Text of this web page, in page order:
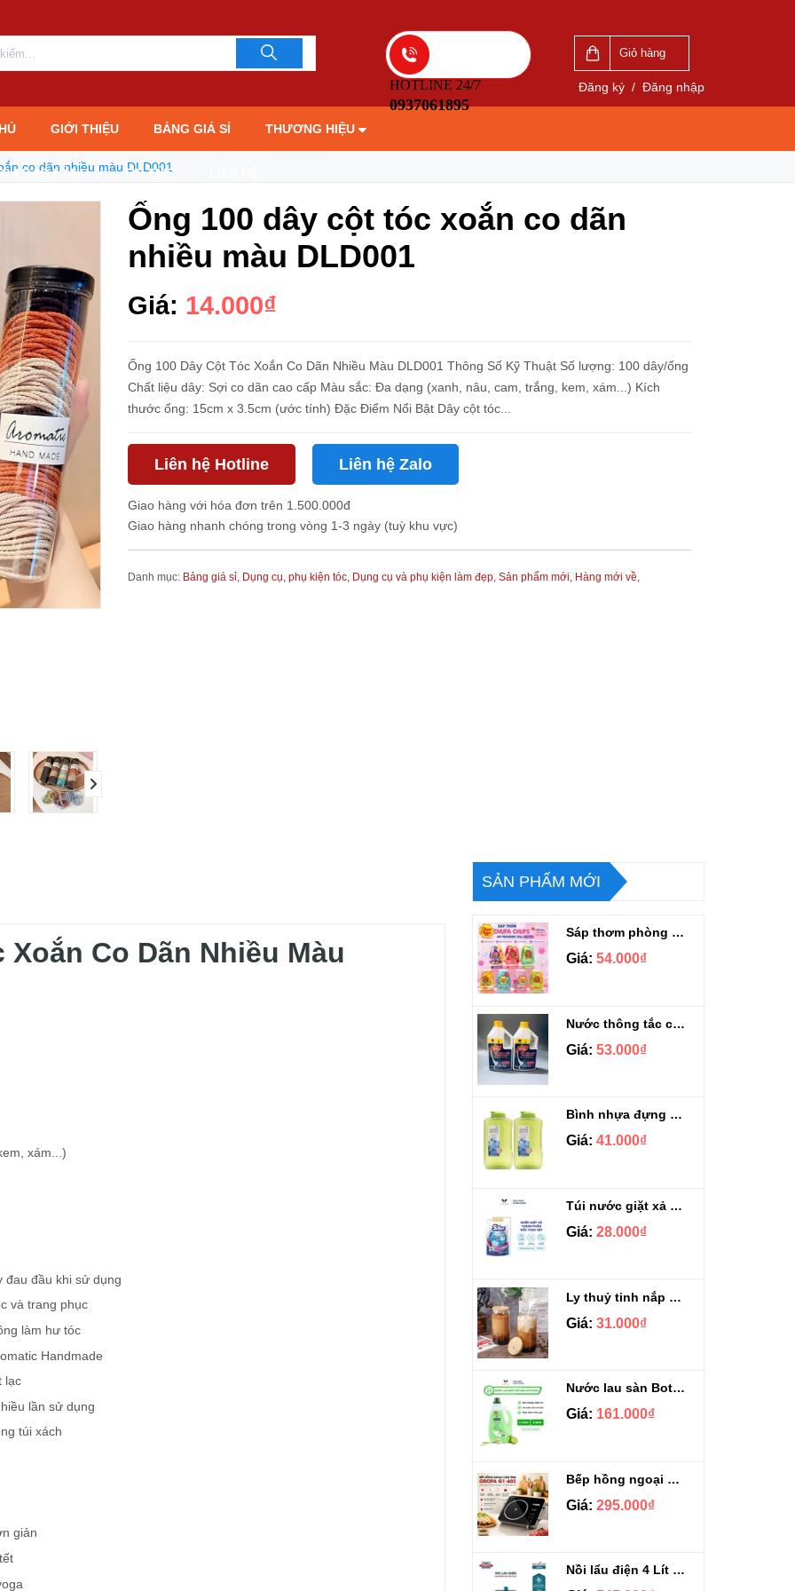
HOTLINE 24/7
0937061895
Giỏ hàng
Đăng ký / Đăng nhập
GIỚI THIỆU BẢNG GIÁ SỈ THƯƠNG HIỆU
BẢO HÀNH TIN TỨC
co dãn nhiều màu DLD001
Ống 100 dây cột tóc xoắn co dãn
nhiều màu DLD001
Giá: 14.000₫
Ống 100 Dây Cột Tóc Xoắn Co Dãn Nhiều Màu DLD001 Thông Số Kỹ Thuật Số lượng: 100 dây/ống
Chất liệu dây: Sợi co dãn cao cấp Màu sắc: Đa dạng (xanh, nâu, cam, trắng, kem, xám...) Kích
thước ống: 15cm x 3.5cm (ước tính) Đặc Điểm Nổi Bật Dây cột tóc...
Liên hệ Hotline Liên hệ Zalo
Giao hàng với hóa đơn trên 1.500.000đ
Giao hàng nhanh chóng trong vòng 1-3 ngày (tuỳ khu vực)
Danh mục: Bảng giá sỉ, Dụng cụ, phụ kiện tóc, Dụng cụ và phụ kiện làm đẹp, Sản phẩm mới, Hàng mới về,
0937061895 0937061895
Co Dãn Nhiều Màu
xám...)
đau đầu khi sử dụng
và trang phục
làm hư tóc
Handmade
lạc
lần sử dụng
túi xách
giản
SẢN PHẨM MỚI
Sáp thơm phòng Chupa Chups Thái Lan 230g
Giá: 54.000₫
Nước thông tắc cầu cống siêu mạnh Sifa 1.4kg
Giá: 53.000₫
Bình nhựa đựng nước Aqua Lock&Lock 2.1L
Giá: 41.000₫
Túi nước giặt xả Sizen hương nước hoa 500 ml
Giá: 28.000₫
Ly thuỷ tinh nắp gỗ kèm ống hút chịu nhiệt 500ml
Giá: 31.000₫
Nước lau sàn Botany tinh dầu sả chanh chai 3.9kg
Giá: 161.000₫
Bếp hồng ngoại cảm ứng Gropa G1-602
Giá: 295.000₫
Nồi lẩu điện 4 Lít Ladomax HA-238